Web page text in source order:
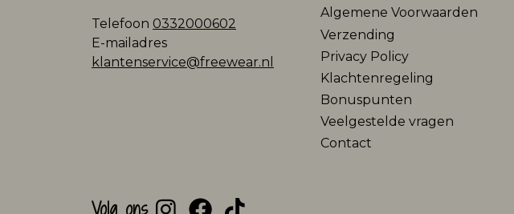
Telefoon 0332000602
E-mailadres
klantenservice@freewear.nl
Algemene Voorwaarden
Verzending
Privacy Policy
Klachtenregeling
Bonuspunten
Veelgestelde vragen
Contact
Volg ons